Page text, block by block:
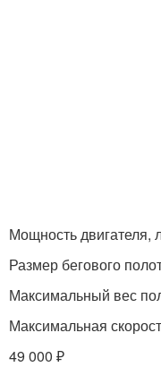
Мощность двигателя,
Размер бегового
Максимальный вес
Максимальная
49 000 ₽